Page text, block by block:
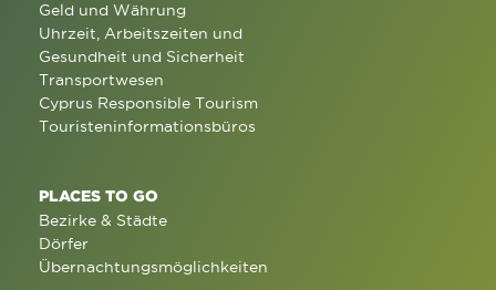
Geld und Währung
Uhrzeit, Arbeitszeiten und
Gesundheit und Sicherheit
Transportwesen
Cyprus Responsible Tourism
Touristeninformationsbüros
PLACES TO GO
Bezirke & Städte
Dörfer
Übernachtungsmöglichkeiten